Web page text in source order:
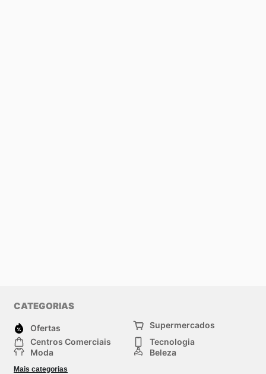
CATEGORIAS
Ofertas
Supermercados
Centros Comerciais
Tecnologia
Moda
Beleza
Mais categorias